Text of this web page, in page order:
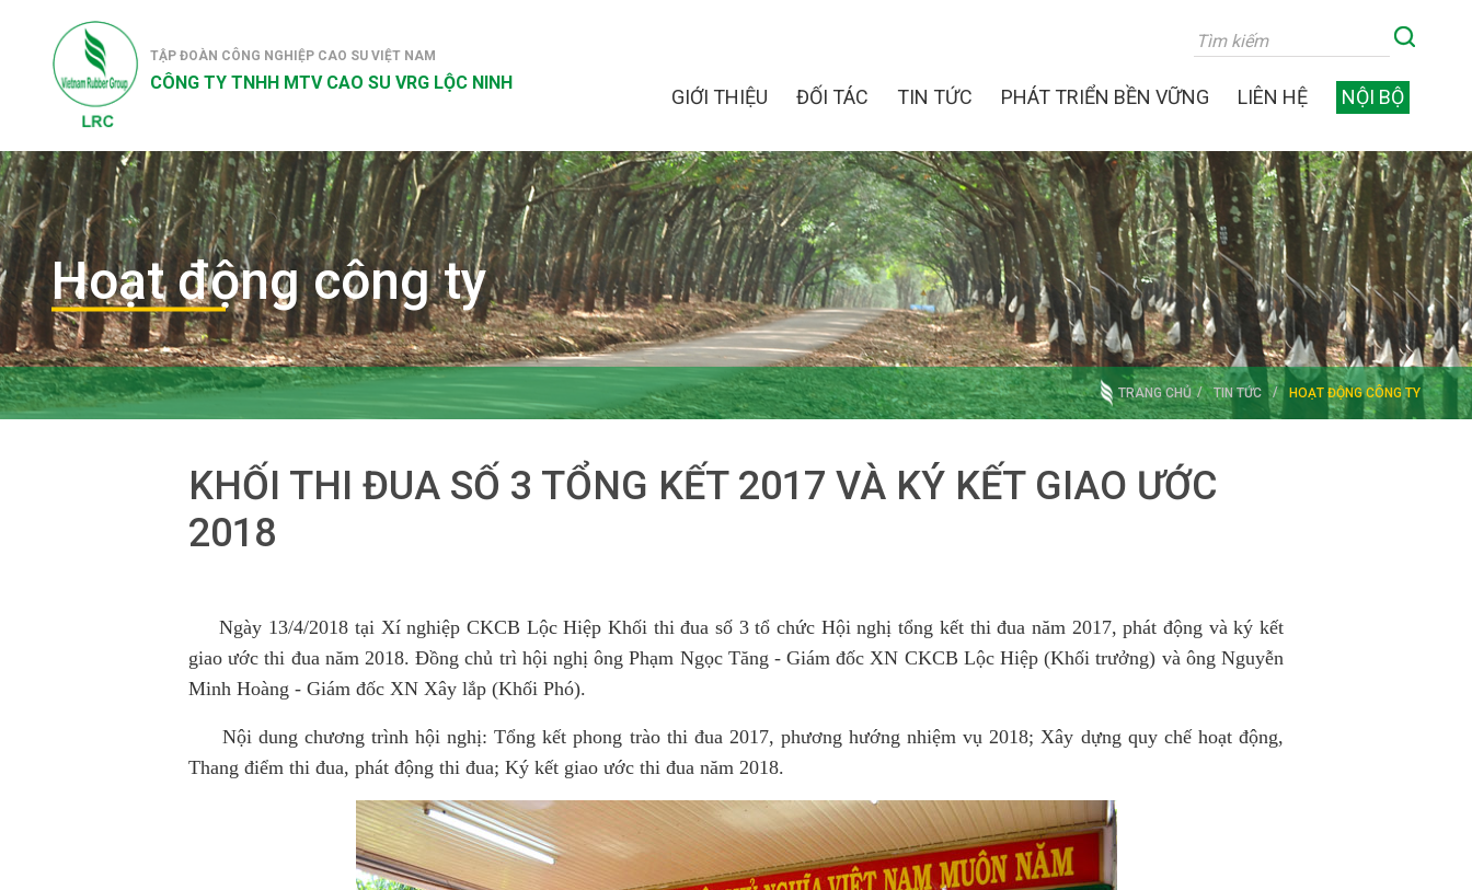
TẬP ĐOÀN CÔNG NGHIỆP CAO SU VIỆT NAM
CÔNG TY TNHH MTV CAO SU VRG LỘC NINH
GIỚI THIỆU ĐỐI TÁC TIN TỨC PHÁT TRIỂN BỀN VỮNG LIÊN HỆ NỘI BỘ
Hoạt động công ty
TRANG CHỦ TIN TỨC HOẠT ĐỘNG CÔNG TY
KHỐI THI ĐUA SỐ 3 TỔNG KẾT 2017 VÀ KÝ KẾT GIAO ƯỚC
2018
Ngày 13/4/2018 tại Xí nghiệp CKCB Lộc Hiệp Khối thi đua số 3 tổ chức Hội nghị tổng kết thi đua năm 2017, phát động và ký kết
giao ước thi đua năm 2018. Đồng chủ trì hội nghị ông Phạm Ngọc Tăng - Giám đốc XN CKCB Lộc Hiệp (Khối trưởng) và ông Nguyễn
Minh Hoàng - Giám đốc XN Xây lắp (Khối Phó).
Nội dung chương trình hội nghị: Tổng kết phong trào thi đua 2017, phương hướng nhiệm vụ 2018; Xây dựng quy chế hoạt động,
Thang điểm thi đua, phát động thi đua; Ký kết giao ước thi đua năm 2018.